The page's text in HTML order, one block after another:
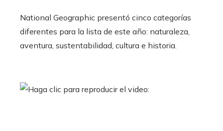
National Geographic presentó cinco categorías
diferentes para la lista de este año: naturaleza,
aventura, sustentabilidad, cultura e historia.